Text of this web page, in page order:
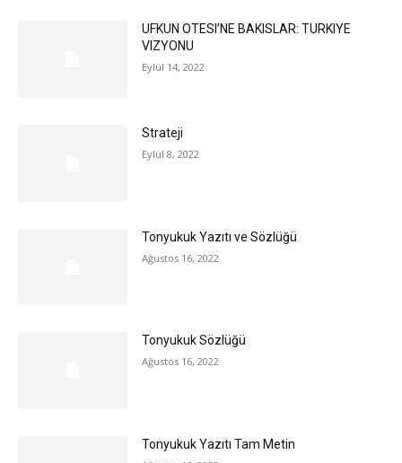
UFKUN OTESI’NE BAKISLAR: TURKIYE
VIZYONU
Eylül 14, 2022
Strateji
Eylül 8, 2022
Tonyukuk Yazıtı ve Sözlüğü
Ağustos 16, 2022
Tonyukuk Sözlüğü
Ağustos 16, 2022
Tonyukuk Yazıtı Tam Metin